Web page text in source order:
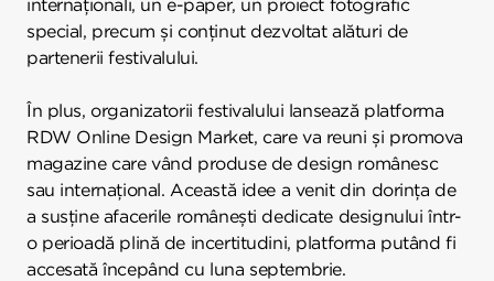
internaționali, un e-paper, un proiect fotografic
special, precum și conținut dezvoltat alături de
partenerii festivalului.
În plus, organizatorii festivalului lansează platforma
RDW Online Design Market, care va reuni și promova
magazine care vând produse de design românesc
sau internațional. Această idee a venit din dorința de
a susține afacerile românești dedicate designului într-
o perioadă plină de incertitudini, platforma putând fi
accesată începând cu luna septembrie.